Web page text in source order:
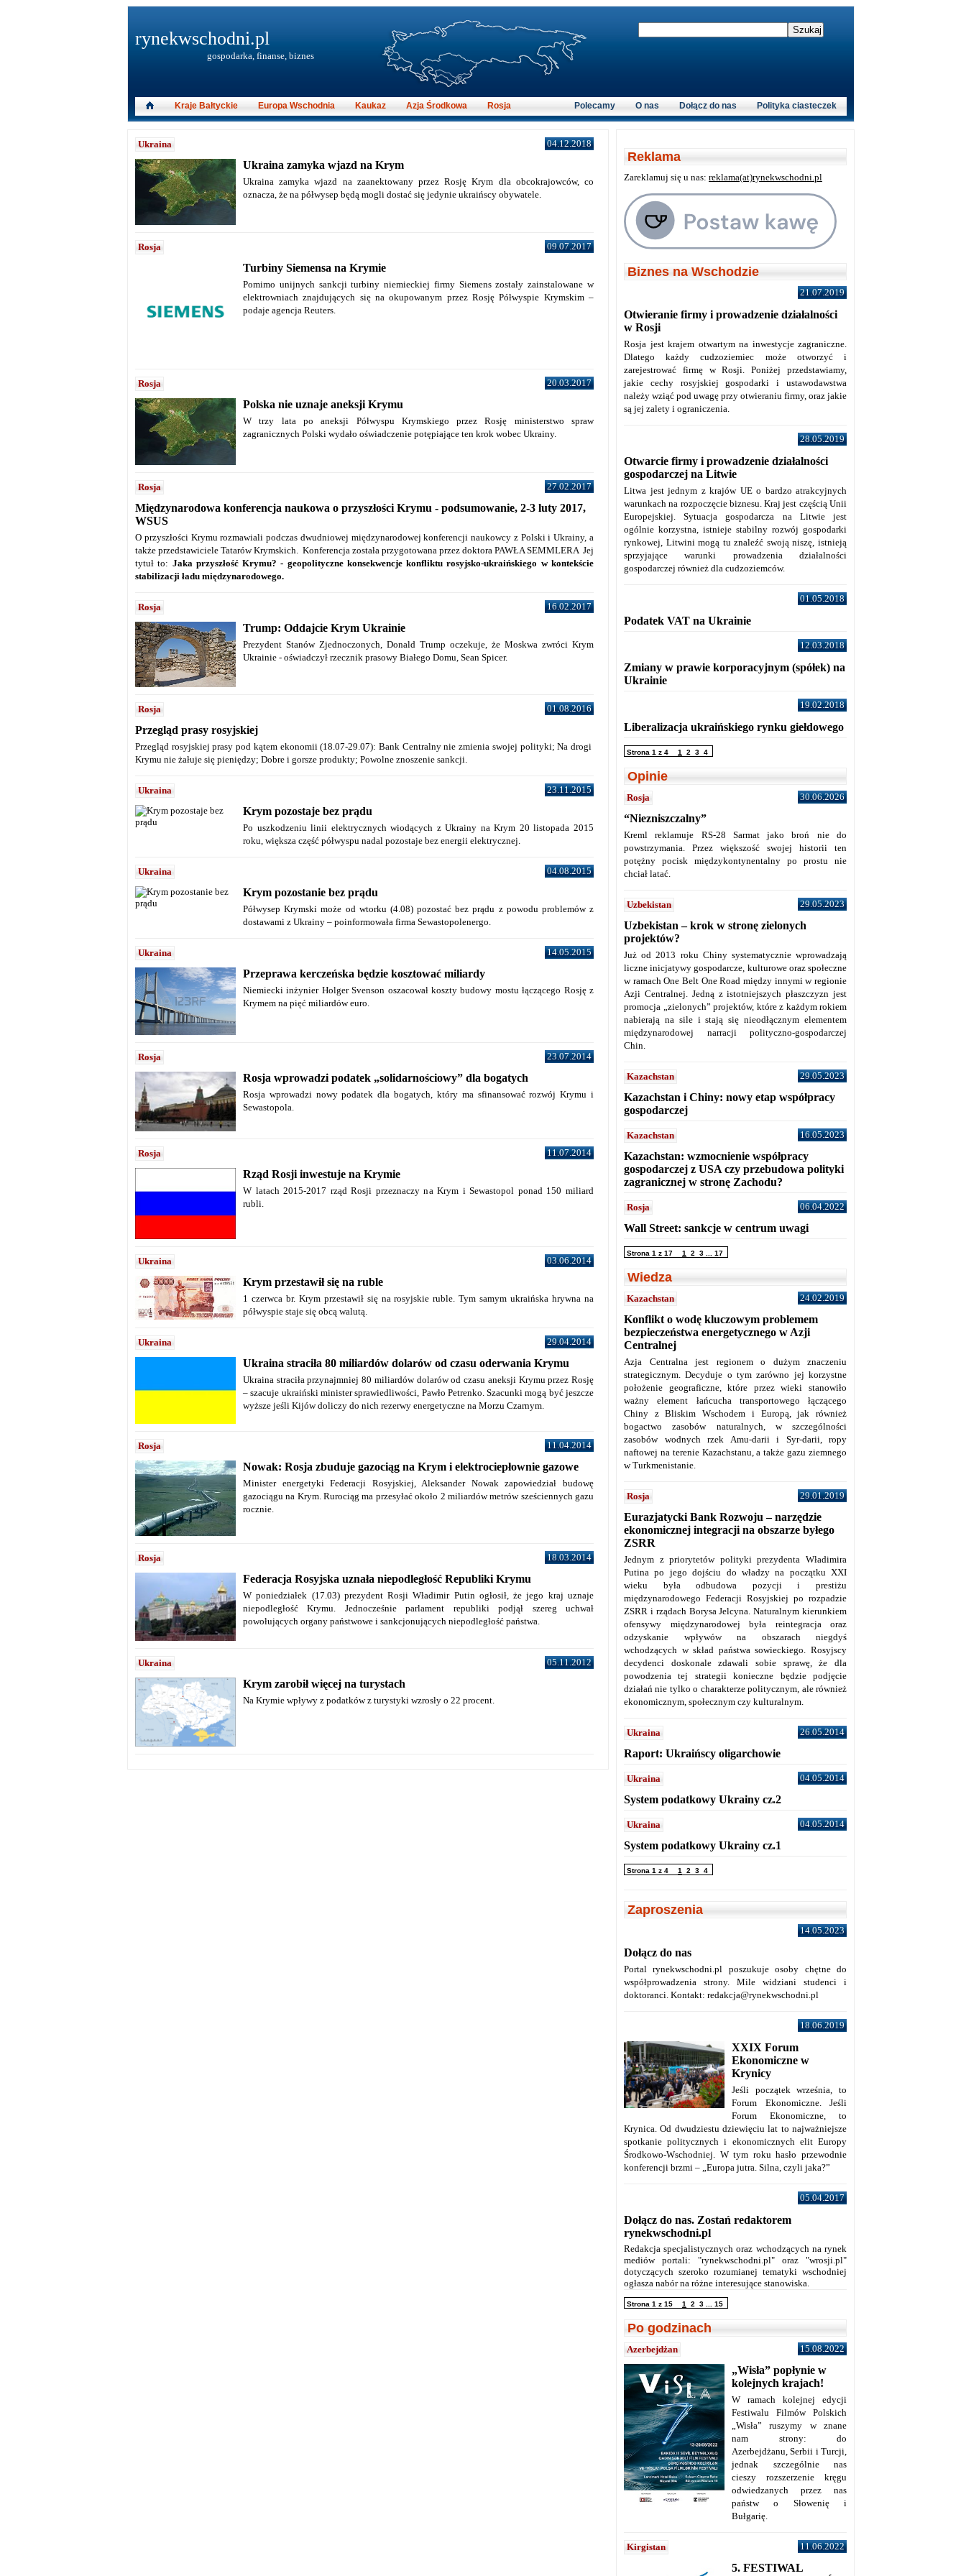
Ukraina 04.12.2018
Ukraina zamyka wjazd na Krym
Ukraina zamyka wjazd na zaanektowany przez Rosję Krym dla obcokrajowców, co
oznacza, że na półwysep będą mogli dostać się jedynie ukraińscy obywatele.
Rosja 09.07.2017
Turbiny Siemensa na Krymie
Pomimo unijnych sankcji turbiny niemieckiej firmy Siemens zostały zainstalowane w
elektrowniach znajdujących się na okupowanym przez Rosję Półwyspie Krymskim –
podaje agencja Reuters.
Rosja 20.03.2017
Polska nie uznaje aneksji Krymu
W trzy lata po aneksji Półwyspu Krymskiego przez Rosję ministerstwo spraw
zagranicznych Polski wydało oświadczenie potępiające ten krok wobec Ukrainy.
Rosja 27.02.2017
Międzynarodowa konferencja naukowa o przyszłości Krymu - podsumowanie, 2-3 luty 2017,
WSUS
O przyszłości Krymu rozmawiali podczas dwudniowej międzynarodowej konferencji naukowcy z Polski i Ukrainy, a
także przedstawiciele Tatarów Krymskich. Konferencja została przygotowana przez doktora PAWŁA SEMMLERA Jej
tytuł to: Jaka przyszłość Krymu? - geopolityczne konsekwencje konfliktu rosyjsko-ukraińskiego w kontekście
stabilizacji ładu międzynarodowego.
Rosja 16.02.2017
Trump: Oddajcie Krym Ukrainie
Prezydent Stanów Zjednoczonych, Donald Trump oczekuje, że Moskwa zwróci Krym
Ukrainie - oświadczył rzecznik prasowy Białego Domu, Sean Spicer.
Rosja 01.08.2016
Przegląd prasy rosyjskiej
Przegląd rosyjskiej prasy pod kątem ekonomii (18.07-29.07): Bank Centralny nie zmienia swojej polityki; Na drogi
Krymu nie żałuje się pieniędzy; Dobre i gorsze produkty; Powolne znoszenie sankcji.
Ukraina 23.11.2015
Krym pozostaje bez prądu
Po uszkodzeniu linii elektrycznych wiodących z Ukrainy na Krym 20 listopada 2015
roku, większa część półwyspu nadal pozostaje bez energii elektrycznej.
Ukraina 04.08.2015
Krym pozostanie bez prądu
Półwysep Krymski może od wtorku (4.08) pozostać bez prądu z powodu problemów z
dostawami z Ukrainy – poinformowała firma Sewastopolenergo.
Ukraina 14.05.2015
Przeprawa kerczeńska będzie kosztować miliardy
Niemiecki inżynier Holger Svenson oszacował koszty budowy mostu łączącego Rosję z
Krymem na pięć miliardów euro.
Rosja 23.07.2014
Rosja wprowadzi podatek „solidarnościowy” dla bogatych
Rosja wprowadzi nowy podatek dla bogatych, który ma sfinansować rozwój Krymu i
Sewastopola.
Rosja 11.07.2014
Rząd Rosji inwestuje na Krymie
W latach 2015-2017 rząd Rosji przeznaczy na Krym i Sewastopol ponad 150 miliard
rubli.
Ukraina 03.06.2014
Krym przestawił się na ruble
1 czerwca br. Krym przestawił się na rosyjskie ruble. Tym samym ukraińska hrywna na
półwyspie staje się obcą walutą.
Ukraina 29.04.2014
Ukraina straciła 80 miliardów dolarów od czasu oderwania Krymu
Ukraina straciła przynajmniej 80 miliardów dolarów od czasu aneksji Krymu przez Rosję
– szacuje ukraiński minister sprawiedliwości, Pawło Petrenko. Szacunki mogą być jeszcze
wyższe jeśli Kijów doliczy do nich rezerwy energetyczne na Morzu Czarnym.
Rosja 11.04.2014
Nowak: Rosja zbuduje gazociąg na Krym i elektrociepłownie gazowe
Minister energetyki Federacji Rosyjskiej, Aleksander Nowak zapowiedział budowę
gazociągu na Krym. Rurociąg ma przesyłać około 2 miliardów metrów sześciennych gazu
rocznie.
Rosja 18.03.2014
Federacja Rosyjska uznała niepodległość Republiki Krymu
W poniedziałek (17.03) prezydent Rosji Władimir Putin ogłosił, że jego kraj uznaje
niepodległość Krymu. Jednocześnie parlament republiki podjął szereg uchwał
powołujących organy państwowe i sankcjonujących niepodległość państwa.
Ukraina 05.11.2012
Krym zarobił więcej na turystach
Na Krymie wpływy z podatków z turystyki wzrosły o 22 procent.
rynekwschodni.pl
gospodarka, finanse, biznes
Kraje Bałtyckie Europa Wschodnia Kaukaz Azja Środkowa Rosja Polityka ciasteczek
Dołącz do nas
O nas
Polecamy
Reklama
Zareklamuj się u nas: reklama(at)rynekwschodni.pl
Biznes na Wschodzie
21.07.2019
Otwieranie firmy i prowadzenie działalności
w Rosji
Rosja jest krajem otwartym na inwestycje zagraniczne.
Dlatego każdy cudzoziemiec może otworzyć i
zarejestrować firmę w Rosji. Poniżej przedstawiamy,
jakie cechy rosyjskiej gospodarki i ustawodawstwa
należy wziąć pod uwagę przy otwieraniu firmy, oraz jakie
są jej zalety i ograniczenia.
28.05.2019
Otwarcie firmy i prowadzenie działalności
gospodarczej na Litwie
Litwa jest jednym z krajów UE o bardzo atrakcyjnych
warunkach na rozpoczęcie biznesu. Kraj jest częścią Unii
Europejskiej. Sytuacja gospodarcza na Litwie jest
ogólnie korzystna, istnieje stabilny rozwój gospodarki
rynkowej, Litwini mogą tu znaleźć swoją niszę, istnieją
sprzyjające warunki prowadzenia działalności
gospodarczej również dla cudzoziemców.
01.05.2018
Podatek VAT na Ukrainie
12.03.2018
Zmiany w prawie korporacyjnym (spółek) na
Ukrainie
19.02.2018
Liberalizacja ukraińskiego rynku giełdowego
Strona 1 z 4 1 2 3 4
Opinie
Rosja 30.06.2026
“Niezniszczalny”
Kreml reklamuje RS-28 Sarmat jako broń nie do
powstrzymania. Przez większość swojej historii ten
potężny pocisk międzykontynentalny po prostu nie
chciał latać.
Uzbekistan 29.05.2023
Uzbekistan – krok w stronę zielonych
projektów?
Już od 2013 roku Chiny systematycznie wprowadzają
liczne inicjatywy gospodarcze, kulturowe oraz społeczne
w ramach One Belt One Road między innymi w regionie
Azji Centralnej. Jedną z istotniejszych płaszczyzn jest
promocja „zielonych” projektów, które z każdym rokiem
nabierają na sile i stają się nieodłącznym elementem
międzynarodowej narracji polityczno-gospodarczej
Chin.
Kazachstan 29.05.2023
Kazachstan i Chiny: nowy etap współpracy
gospodarczej
Kazachstan 16.05.2023
Kazachstan: wzmocnienie współpracy
gospodarczej z USA czy przebudowa polityki
zagranicznej w stronę Zachodu?
Rosja 06.04.2022
Wall Street: sankcje w centrum uwagi
Strona 1 z 17 1 2 3 17
Wiedza
Kazachstan 24.02.2019
Konflikt o wodę kluczowym problemem
bezpieczeństwa energetycznego w Azji
Centralnej
Azja Centralna jest regionem o dużym znaczeniu
strategicznym. Decyduje o tym zarówno jej korzystne
położenie geograficzne, które przez wieki stanowiło
ważny element łańcucha transportowego łączącego
Chiny z Bliskim Wschodem i Europą, jak również
bogactwo zasobów naturalnych, w szczególności
zasobów wodnych rzek Amu-darii i Syr-darii, ropy
naftowej na terenie Kazachstanu, a także gazu ziemnego
w Turkmenistanie.
Rosja 29.01.2019
Eurazjatycki Bank Rozwoju – narzędzie
ekonomicznej integracji na obszarze byłego
ZSRR
Jednym z priorytetów polityki prezydenta Władimira
Putina po jego dojściu do władzy na początku XXI
wieku była odbudowa pozycji i prestiżu
międzynarodowego Federacji Rosyjskiej po rozpadzie
ZSRR i rządach Borysa Jelcyna. Naturalnym kierunkiem
ofensywy międzynarodowej była reintegracja oraz
odzyskanie wpływów na obszarach niegdyś
wchodzących w skład państwa sowieckiego. Rosyjscy
decydenci doskonale zdawali sobie sprawę, że dla
powodzenia tej strategii konieczne będzie podjęcie
działań nie tylko o charakterze politycznym, ale również
ekonomicznym, społecznym czy kulturalnym.
Ukraina 26.05.2014
Raport: Ukraińscy oligarchowie
Ukraina 04.05.2014
System podatkowy Ukrainy cz.2
Ukraina 04.05.2014
System podatkowy Ukrainy cz.1
Strona 1 z 4 1 2 3 4
Zaproszenia
14.05.2023
Dołącz do nas
Portal rynekwschodni.pl poszukuje osoby chętne do
współprowadzenia strony. Mile widziani studenci i
doktoranci. Kontakt: redakcja@rynekwschodni.pl
18.06.2019
XXIX Forum
Ekonomiczne w
Krynicy
Jeśli początek września, to
Forum Ekonomiczne. Jeśli
Forum Ekonomiczne, to
Krynica. Od dwudziestu dziewięciu lat to najważniejsze
spotkanie politycznych i ekonomicznych elit Europy
Środkowo-Wschodniej. W tym roku hasło przewodnie
konferencji brzmi – „Europa jutra. Silna, czyli jaka?”
05.04.2017
Dołącz do nas. Zostań redaktorem
rynekwschodni.pl
Redakcja specjalistycznych oraz wchodzących na rynek
mediów portali: "rynekwschodni.pl" oraz "wrosji.pl"
dotyczących szeroko rozumianej tematyki wschodniej
ogłasza nabór na różne interesujące stanowiska.
Strona 1 z 15 1 2 3 15
Po godzinach
Azerbejdżan 15.08.2022
„Wisła” popłynie w
kolejnych krajach!
W ramach kolejnej edycji
Festiwalu Filmów Polskich
„Wisła” ruszymy w znane
nam strony: do
Azerbejdżanu, Serbii i Turcji,
jednak szczególnie nas
cieszy rozszerzenie kręgu
odwiedzanych przez nas
państw o Słowenię i
Bułgarię.
Kirgistan 11.06.2022
5. FESTIWAL